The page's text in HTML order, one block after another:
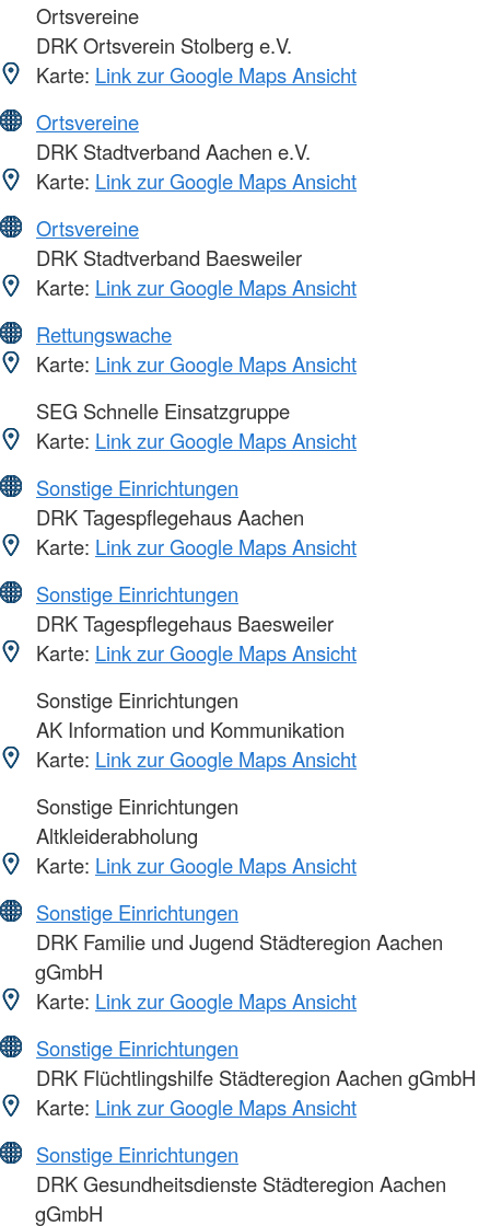
Ortsvereine
DRK Ortsverein Stolberg e.V.
Karte: Link zur Google Maps Ansicht
Ortsvereine
DRK Stadtverband Aachen e.V.
Karte: Link zur Google Maps Ansicht
Ortsvereine
DRK Stadtverband Baesweiler
Karte: Link zur Google Maps Ansicht
Rettungswache
Karte: Link zur Google Maps Ansicht
SEG Schnelle Einsatzgruppe
Karte: Link zur Google Maps Ansicht
Sonstige Einrichtungen
DRK Tagespflegehaus Aachen
Karte: Link zur Google Maps Ansicht
Sonstige Einrichtungen
DRK Tagespflegehaus Baesweiler
Karte: Link zur Google Maps Ansicht
Sonstige Einrichtungen
AK Information und Kommunikation
Karte: Link zur Google Maps Ansicht
Sonstige Einrichtungen
Altkleiderabholung
Karte: Link zur Google Maps Ansicht
Sonstige Einrichtungen
DRK Familie und Jugend Städteregion Aachen
gGmbH
Karte: Link zur Google Maps Ansicht
Sonstige Einrichtungen
DRK Flüchtlingshilfe Städteregion Aachen gGmbH
Karte: Link zur Google Maps Ansicht
Sonstige Einrichtungen
DRK Gesundheitsdienste Städteregion Aachen
gGmbH